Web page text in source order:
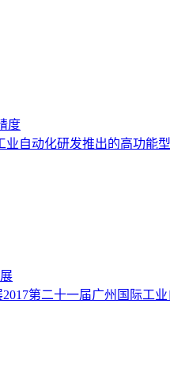
度
自动化研发推出的高功
第二十一届广州国际